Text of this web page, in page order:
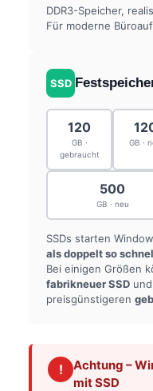
DDR3-Speicher,
Für moderne
SSD
120
GB ·
gebraucht
GB ·
500
GB · neu
SSDs starten
als doppelt so
Bei einigen Größen
fabrikneuer SSD
preisgünstigeren
!
Achtung –
mit SSD